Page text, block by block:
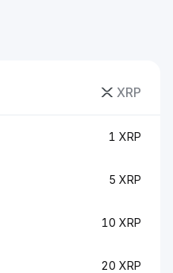
XRP
1 XRP
5 XRP
10 XRP
20 XRP